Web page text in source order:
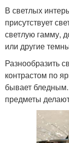
В светлых
присутствует
светлую гамму,
или другие
Разнообразить
контрастом по
бывает
предметы